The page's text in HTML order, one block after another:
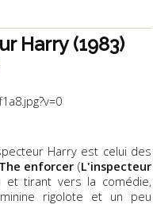
Harry (1983)
Harry est celui des
The enforcer (L'inspecteur
et tirant vers la comédie,
rigolote et un peu